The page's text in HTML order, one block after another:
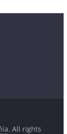
byWordPress